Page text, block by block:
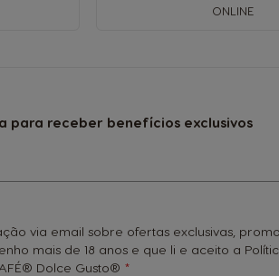
ONLINE
para receber benefícios exclusivos
via email sobre ofertas exclusivas,
mais de 18 anos e que li e aceito a
Dolce Gusto®